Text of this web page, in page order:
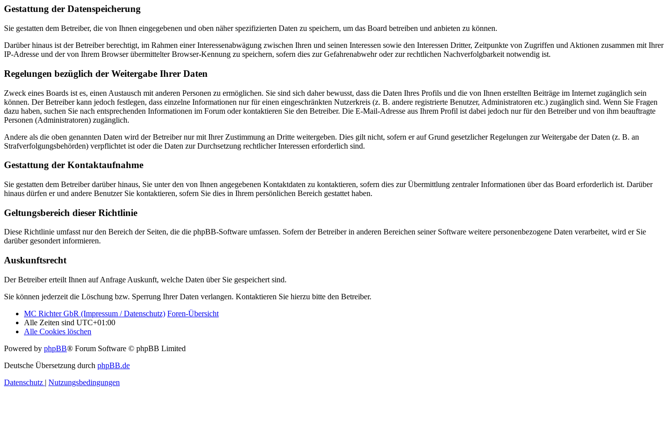
Gestattung der Datenspeicherung
Sie gestatten dem Betreiber, die von Ihnen eingegebenen und oben näher spezifizierten Daten zu speichern, um das Board betreiben und anbieten zu können.
Darüber hinaus ist der Betreiber berechtigt, im Rahmen einer Interessenabwägung zwischen Ihren und seinen Interessen sowie den Interessen Dritter, Zeitpunkte von Zugriffen und Aktionen zusammen mit Ihrer
IP-Adresse und der von Ihrem Browser übermittelter Browser-Kennung zu speichern, sofern dies zur Gefahrenabwehr oder zur rechtlichen Nachverfolgbarkeit notwendig ist.
Regelungen bezüglich der Weitergabe Ihrer Daten
Zweck eines Boards ist es, einen Austausch mit anderen Personen zu ermöglichen. Sie sind sich daher bewusst, dass die Daten Ihres Profils und die von Ihnen erstellten Beiträge im Internet zugänglich sein
können. Der Betreiber kann jedoch festlegen, dass einzelne Informationen nur für einen eingeschränkten Nutzerkreis (z. B. andere registrierte Benutzer, Administratoren etc.) zugänglich sind. Wenn Sie Fragen
dazu haben, suchen Sie nach entsprechenden Informationen im Forum oder kontaktieren Sie den Betreiber. Die E-Mail-Adresse aus Ihrem Profil ist dabei jedoch nur für den Betreiber und von ihm beauftragte
Personen (Administratoren) zugänglich.
Andere als die oben genannten Daten wird der Betreiber nur mit Ihrer Zustimmung an Dritte weitergeben. Dies gilt nicht, sofern er auf Grund gesetzlicher Regelungen zur Weitergabe der Daten (z. B. an
Strafverfolgungsbehörden) verpflichtet ist oder die Daten zur Durchsetzung rechtlicher Interessen erforderlich sind.
Gestattung der Kontaktaufnahme
Sie gestatten dem Betreiber darüber hinaus, Sie unter den von Ihnen angegebenen Kontaktdaten zu kontaktieren, sofern dies zur Übermittlung zentraler Informationen über das Board erforderlich ist. Darüber
hinaus dürfen er und andere Benutzer Sie kontaktieren, sofern Sie dies in Ihrem persönlichen Bereich gestattet haben.
Geltungsbereich dieser Richtlinie
Diese Richtlinie umfasst nur den Bereich der Seiten, die die phpBB-Software umfassen. Sofern der Betreiber in anderen Bereichen seiner Software weitere personenbezogene Daten verarbeitet, wird er Sie
darüber gesondert informieren.
Auskunftsrecht
Der Betreiber erteilt Ihnen auf Anfrage Auskunft, welche Daten über Sie gespeichert sind.
Sie können jederzeit die Löschung bzw. Sperrung Ihrer Daten verlangen. Kontaktieren Sie hierzu bitte den Betreiber.
MC Richter GbR (Impressum / Datenschutz) Foren-Übersicht
Alle Zeiten sind UTC+01:00
Alle Cookies löschen
Powered by phpBB® Forum Software © phpBB Limited
Deutsche Übersetzung durch phpBB.de
Datenschutz | Nutzungsbedingungen